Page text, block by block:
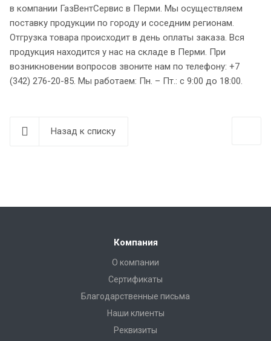
в компании ГазВентСервис в Перми. Мы осуществляем
поставку продукции по городу и соседним регионам.
Отгрузка товара происходит в день оплаты заказа. Вся
продукция находится у нас на складе в Перми. При
возникновении вопросов звоните нам по телефону: +7
(342) 276-20-85. Мы работаем: Пн. – Пт.: с 9:00 до 18:00.
Назад к списку
Компания
О компании
Сертификаты
Благодарственные письма
Наши клиенты
Реквизиты